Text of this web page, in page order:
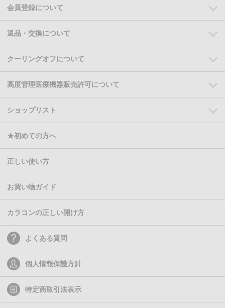
会員登録について
返品・交換について
クーリングオフについて
高度管理医療機器販売許可について
ショップリスト
★初めての方へ
正しい使い方
お買い物ガイド
カラコンの正しい開け方
よくある質問
個人情報保護方針
特定商取引法表示